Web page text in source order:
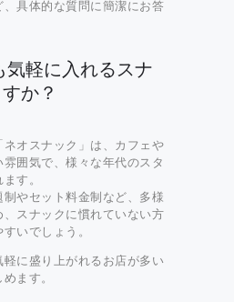
、具体的な質問に簡潔にお答
軽に入れるスナ
か？
オスナック」は、カフェや
囲気で、様々な年代のスタ
す。
やセット料金制など、多様
スナックに慣れていない方
いでしょう。
に盛り上がれるお店が多い
ます。